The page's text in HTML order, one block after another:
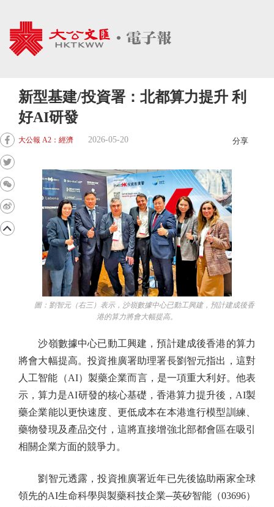
新型基建/投資署：北都算力提升 利
好AI研發
大公報 A2：經濟 2026-05-20 分享
圖：劉智元（右三）表示，沙嶺數據中心已動工興建，預計建成後香
港的算力將會大幅提高。
沙嶺數據中心已動工興建，預計建成後香港的算力
將會大幅提高。投資推廣署助理署長劉智元指出，這對
人工智能（AI）製藥企業而言，是一項重大利好。他表
示，算力是AI研發的核心基礎，香港算力提升後，AI製
藥企業能以更快速度、更低成本在本港進行模型訓練、
藥物發現及產品交付，這將直接增強北部都會區在吸引
相關企業方面的競爭力。
劉智元透露，投資推廣署近年已先後協助兩家全球
領先的AI生命科學與製藥科技企業─英矽智能（03696）